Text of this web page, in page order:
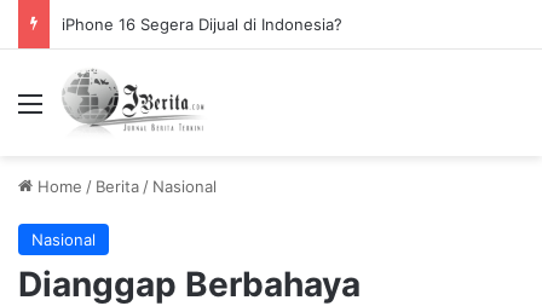
iPhone 16 Segera Dijual di Indonesia?
Menu
Home / Berita / Nasional
Nasional
Dianggap Berbahaya